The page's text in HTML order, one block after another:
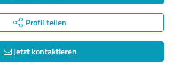
Profil teilen
Jetzt kontaktieren